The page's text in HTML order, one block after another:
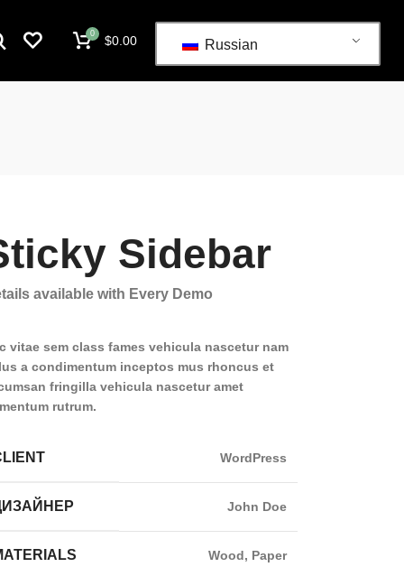
0 $0.00 Russian
Sidebar
available with Every Demo
vitae sem class fames vehicula nascetur nam
a condimentum inceptos mus rhoncus et
fringilla vehicula nascetur amet
rutrum.
WordPress
John Doe
Wood, Paper